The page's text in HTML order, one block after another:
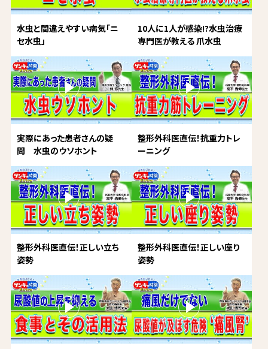
水虫と間違えやすい病気「ニ
セ水虫」
10人に1人が感染!?水虫治療
専門医が教える 爪水虫
実際にあった患者さんの疑
問 水虫のウソホント
整形外科医直伝！抗重力トレ
ーニング
整形外科医直伝！正しい立ち
姿勢
整形外科医直伝！正しい座り
姿勢